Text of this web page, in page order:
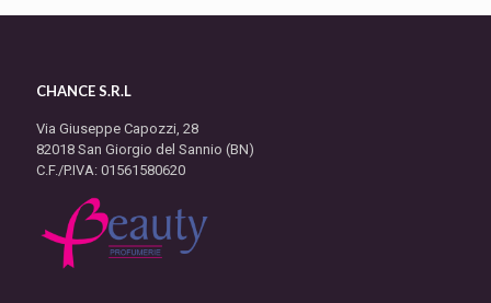
CHANCE S.R.L
Via Giuseppe Capozzi, 28
82018 San Giorgio del Sannio (BN)
C.F./P.IVA: 01561580620